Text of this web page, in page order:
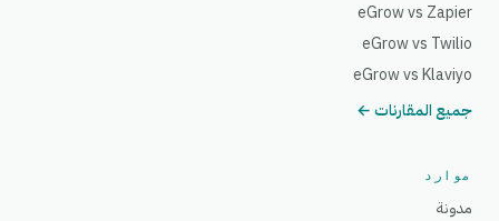
eGrow vs Zapier
eGrow vs Twilio
eGrow vs Klaviyo
جميع المقارنات ←
موارد
مدونة